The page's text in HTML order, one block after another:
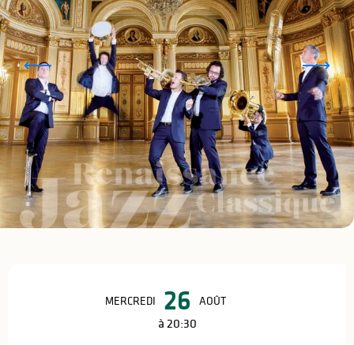
MERCREDI 26 AOÛT
à 20:30